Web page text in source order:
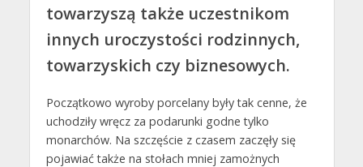
towarzyszą także uczestnikom
innych uroczystości rodzinnych,
towarzyskich czy biznesowych.
Początkowo wyroby porcelany były tak cenne, że
uchodziły wręcz za podarunki godne tylko
monarchów. Na szczęście z czasem zaczęły się
pojawiać także na stołach mniej zamożnych